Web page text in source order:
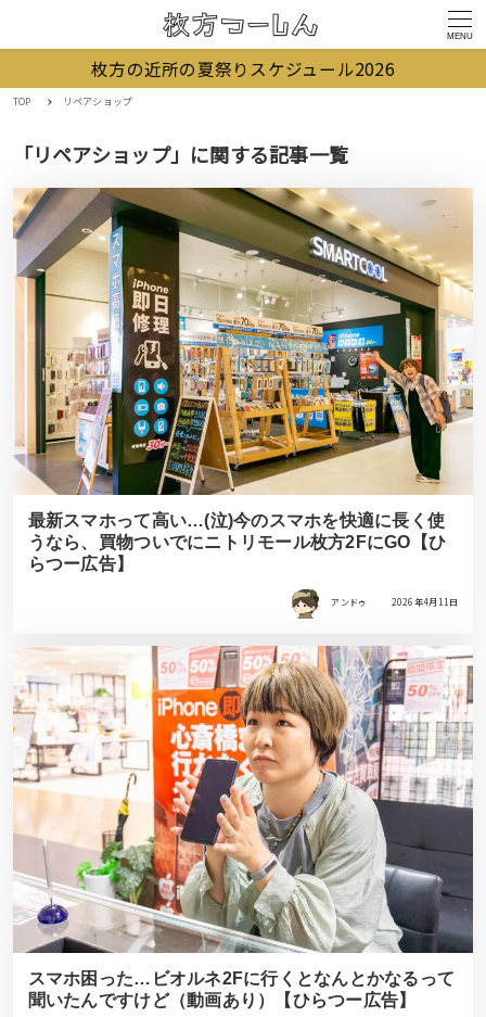
MENU
枚方の近所の夏祭りスケジュール2026
TOP リペアショップ
「リペアショップ」に関する記事一覧
最新スマホって高い…(泣)今のスマホを快適に長く使
うなら、買物ついでにニトリモール枚方2FにGO【ひ
らつー広告】
アンドゥ 2026年4月11日
スマホ困った…ビオルネ2Fに行くとなんとかなるって
聞いたんですけど（動画あり）【ひらつー広告】